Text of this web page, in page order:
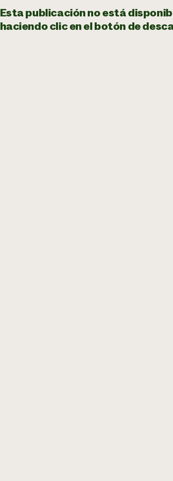
Esta publicación no está
haciendo clic en el botón de